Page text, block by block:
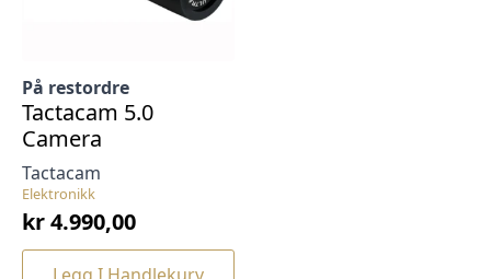
Elektronikk
Tactacam
På restordre
Tactacam 5.0
Camera
kr4.990,00